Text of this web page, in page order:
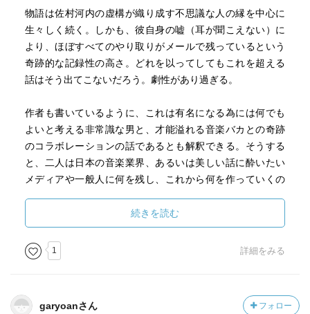
を利用します」と伝えてありました。」
http://getnews.jp/archives/1466205
もうひとつ『FAKE』を別の視点でおもしろくしているのは
本書の著者である神山典士氏のリアクションだ。
「「残酷なるかな、森達也」- 神山典士」
http://blogos.com/article/178313/
「佐村河内氏映画の森監督ｖｓ神山氏、場外舌戦ゴング」
http://www.nikkansports.com/entertainment/news/1666276.
森監督には真相や真実を問う姿勢がなく、その作品はジャ
かは、森氏の過去の作品や発言を知っていれば明らかだ。
く迷うこともなく判断することもなく横並びに報道の名の
物語は佐村河内の虚構が織り成す不思議な人の縁を中心に
生々しく続く。しかも、彼自身の嘘（耳が聞こえない）に
より、ほぼすべてのやり取りがメールで残っているという
奇跡的な記録性の高さ。どれを以ってしてもこれを超える
話はそう出てこないだろう。劇性があり過ぎる。
作者も書いているように、これは有名になる為には何でも
よいと考える非常識な男と、才能溢れる音楽バカとの奇跡
のコラボレーションの話であるとも解釈できる。そうする
と、二人は日本の音楽業界、あるいは美しい話に酔いたい
メディアや一般人に何を残し、これから何を作っていくの
が、とりあえずは、ここまでのところでも十分なので映画
化したほうがよいと思う。そんな衝撃の本だった。
続きを読む
1 詳細をみる
garyoanさん フォロー